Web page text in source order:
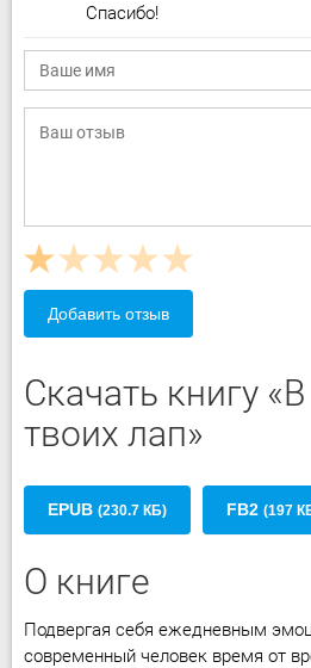
Спасибо!
Добавить отзыв
Скачать книгу
твоих лап»
EPUB (230.7 КБ) FB2 (197
О книге
Подвергая себя ежедневным
современный человек время от